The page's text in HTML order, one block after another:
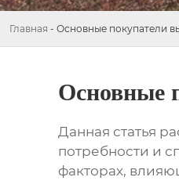
Главная - Основные покупатели
Основные
Данная статья
потребности и
факторах,